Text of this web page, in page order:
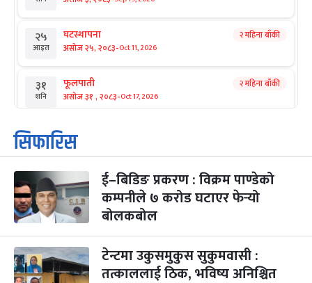
२५
आइत
घटस्थापना
असोज २५, २०८३-Oct 11, 2026
२ महिना बाँकी
३१
शनि
फूलपाती
असोज ३१ , २०८३-Oct 17, 2026
२ महिना बाँकी
१
आइत
कार्तिक सङ्क्रान्ति
कार्तिक १, २०८३
३
मंगल
महानवमी
कार्तिक ३, २०८३-Oct 20, 2026
२ महिना बाँकी
४
पापा‌ङ्कुशा एकादशी व्रत २ महिना बाँकी
सिफारिस
ई–बिडिङ प्रकरण : विक्रम पाण्डेको
कम्पनीले ७ करोड घटाएर फेर्‍यो
बोलकबोल
टेन्टमा उकुसमुकुस सुकुमवासी :
तत्काललाई ठिक, भविष्य अनिश्चित